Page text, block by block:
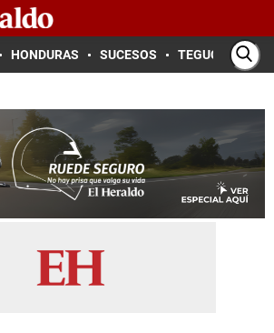
HONDURAS SUCESOS TEGUCIGALPA